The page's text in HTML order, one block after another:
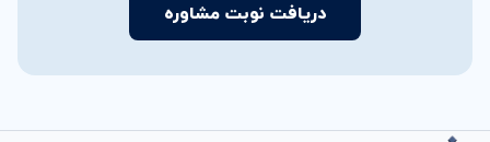
دریافت نوبت مشاوره